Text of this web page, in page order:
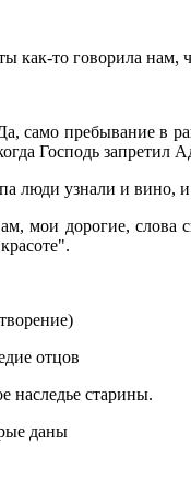
как-то говорила нам,
само пребывание в
Господь запретил
люди узнали и вино,
мои дорогие, слова
отцов
наследье старины.
даны